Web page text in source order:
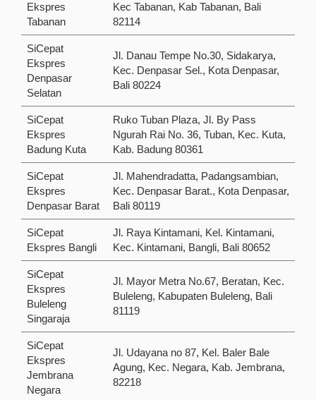
Ekspres
Tabanan
Kec Tabanan, Kab Tabanan, Bali
82114
SiCepat
Ekspres
Denpasar
Selatan
Jl. Danau Tempe No.30, Sidakarya,
Kec. Denpasar Sel., Kota Denpasar,
Bali 80224
SiCepat
Ekspres
Badung Kuta
Ruko Tuban Plaza, Jl. By Pass
Ngurah Rai No. 36, Tuban, Kec. Kuta,
Kab. Badung 80361
SiCepat
Ekspres
Denpasar Barat
Jl. Mahendradatta, Padangsambian,
Kec. Denpasar Barat., Kota Denpasar,
Bali 80119
SiCepat
Ekspres Bangli
Jl. Raya Kintamani, Kel. Kintamani,
Kec. Kintamani, Bangli, Bali 80652
SiCepat
Ekspres
Buleleng
Singaraja
Jl. Mayor Metra No.67, Beratan, Kec.
Buleleng, Kabupaten Buleleng, Bali
81119
SiCepat
Ekspres
Jembrana
Negara
Jl. Udayana no 87, Kel. Baler Bale
Agung, Kec. Negara, Kab. Jembrana,
82218